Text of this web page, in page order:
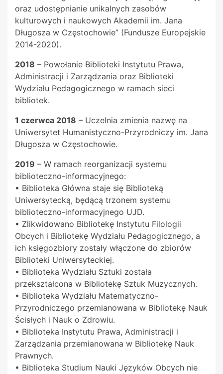
oraz udostępnianie unikalnych zasobów
kulturowych i naukowych Akademii im. Jana
Długosza w Częstochowie” (Fundusze Europejskie
2014-2020).
2018 – Powołanie Biblioteki Instytutu Prawa,
Administracji i Zarządzania oraz Biblioteki
Wydziału Pedagogicznego w ramach sieci
bibliotek.
1 czerwca 2018 – Uczelnia zmienia nazwę na
Uniwersytet Humanistyczno-Przyrodniczy im. Jana
Długosza w Częstochowie.
2019 – W ramach reorganizacji systemu
biblioteczno-informacyjnego:
• Biblioteka Główna staje się Biblioteką
Uniwersytecką, będącą trzonem systemu
biblioteczno-informacyjnego UJD.
• Zlikwidowano Bibliotekę Instytutu Filologii
Obcych i Bibliotekę Wydziału Pedagogicznego, a
ich księgozbiory zostały włączone do zbiorów
Biblioteki Uniwersyteckiej.
• Biblioteka Wydziału Sztuki została
przekształcona w Bibliotekę Sztuk Muzycznych.
• Biblioteka Wydziału Matematyczno-
Przyrodniczego przemianowana w Bibliotekę Nauk
Ścisłych i Nauk o Zdrowiu.
• Biblioteka Instytutu Prawa, Administracji i
Zarządzania przemianowana w Bibliotekę Nauk
Prawnych.
• Biblioteka Studium Nauki Języków Obcych nie